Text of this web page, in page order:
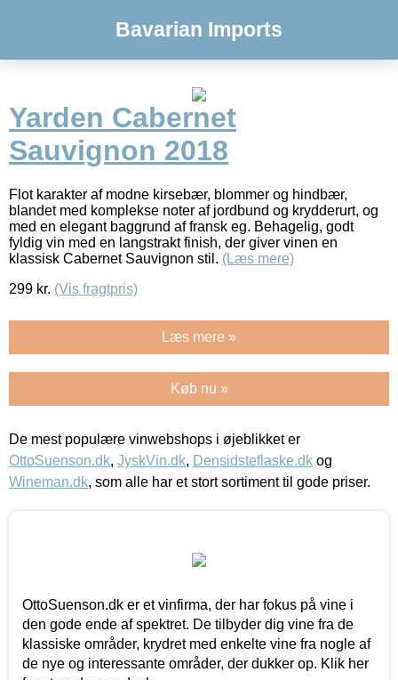
Bavarian Imports
Yarden Cabernet
Sauvignon 2018
Flot karakter af modne kirsebær, blommer og hindbær,
blandet med komplekse noter af jordbund og krydderurt, og
med en elegant baggrund af fransk eg. Behagelig, godt
fyldig vin med en langstrakt finish, der giver vinen en
klassisk Cabernet Sauvignon stil. (Læs mere)
299 kr. (Vis fragtpris)
Læs mere »
Køb nu »
De mest populære vinwebshops i øjeblikket er
OttoSuenson.dk, JyskVin.dk, Densidsteflaske.dk og
Wineman.dk, som alle har et stort sortiment til gode priser.
OttoSuenson.dk er et vinfirma, der har fokus på vine i
den gode ende af spektret. De tilbyder dig vine fra de
klassiske områder, krydret med enkelte vine fra nogle af
de nye og interessante områder, der dukker op. Klik her